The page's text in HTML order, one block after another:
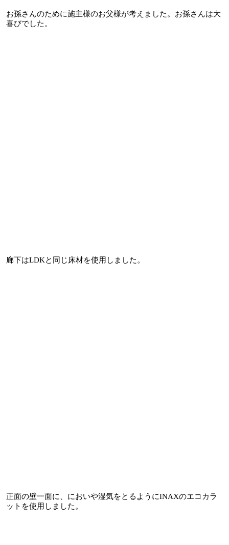
お孫さんのために施主様のお父様が考えました。お孫さんは大
喜びでした。
廊下はLDKと同じ床材を使用しました。
正面の壁一面に、においや湿気をとるようにINAXのエコカラ
ットを使用しました。